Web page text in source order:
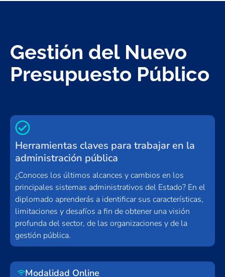
Gestión del Nuevo
Presupuesto Público
Herramientas claves para trabajar en la
administración pública
¿Conoces los últimos alcances y cambios en los
principales sistemas administrativos del Estado? En el
diplomado aprenderás a identificar sus características,
limitaciones y desafíos a fin de obtener una visión
profunda del sector, de las organizaciones y de la
gestión pública.
Modalidad Online